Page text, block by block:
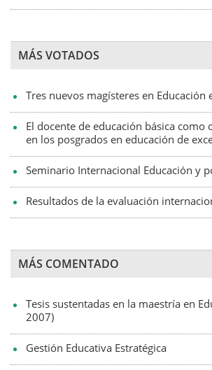
MÁS VOTADOS
Tres nuevos magísteres en Educación
El docente de educación básica como
en los posgrados en educación de
Seminario Internacional Educación y
Resultados de la evaluación
MÁS COMENTADO
Tesis sustentadas en la maestría en
2007)
Gestión Educativa Estratégica